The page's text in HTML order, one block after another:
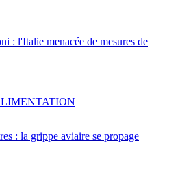
: l'Italie menacée de mesures de
: la grippe aviaire se propage